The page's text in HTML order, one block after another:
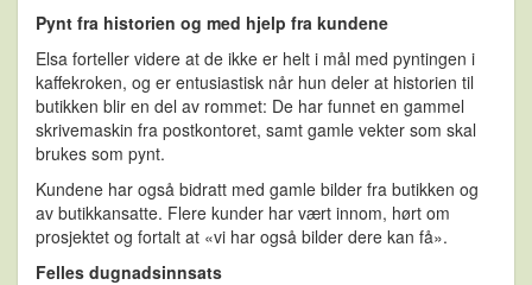
Pynt fra historien og med hjelp fra kundene
Elsa forteller videre at de ikke er helt i mål med pyntingen i
kaffekroken, og er entusiastisk når hun deler at historien til
butikken blir en del av rommet: De har funnet en gammel
skrivemaskin fra postkontoret, samt gamle vekter som skal
brukes som pynt.
Kundene har også bidratt med gamle bilder fra butikken og
av butikkansatte. Flere kunder har vært innom, hørt om
prosjektet og fortalt at «vi har også bilder dere kan få».
Felles dugnadsinnsats